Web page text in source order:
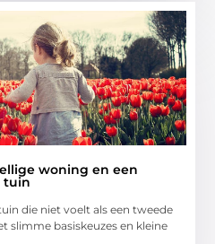
woning en een
tuin
die niet voelt als een tweede
slimme basiskeuzes en kleine